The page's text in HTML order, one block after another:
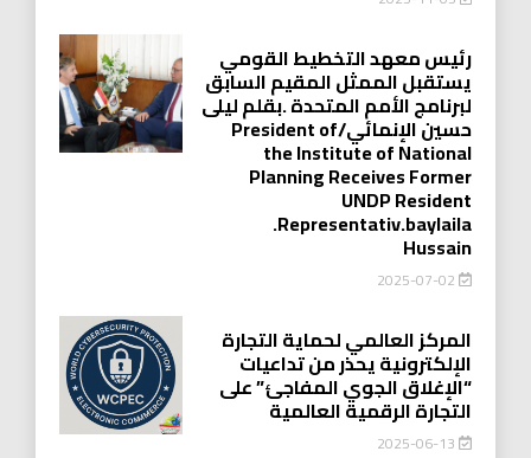
رئيس معهد التخطيط القومي
يستقبل الممثل المقيم السابق
لبرنامج الأمم المتحدة .بقلم ليلى
حسين الإنمائي/President of
the Institute of National
Planning Receives Former
UNDP Resident
.Representativ.baylaila
Hussain
2025-07-02
المركز العالمي لحماية التجارة
الإلكترونية يحذر من تداعيات
“الإغلاق الجوي المفاجئ” على
التجارة الرقمية العالمية
2025-06-13